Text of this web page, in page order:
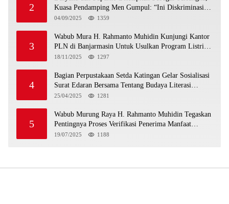
2
Kuasa Pendamping Men Gumpul: “Ini Diskriminasi
Hukum, Kami Minta Bukti”
04/09/2025 1359
3
Wabub Mura H. Rahmanto Muhidin Kunjungi Kantor
PLN di Banjarmasin Untuk Usulkan Program Listrik
Desa Tahun 2026
18/11/2025 1297
4
Bagian Perpustakaan Setda Katingan Gelar Sosialisasi
Surat Edaran Bersama Tentang Budaya Literasi
Membaca
25/04/2025 1281
5
Wabub Murung Raya H. Rahmanto Muhidin Tegaskan
Pentingnya Proses Verifikasi Penerima Manfaat
Program Kartu Hebat BLT Tahun 2025
19/07/2025 1188